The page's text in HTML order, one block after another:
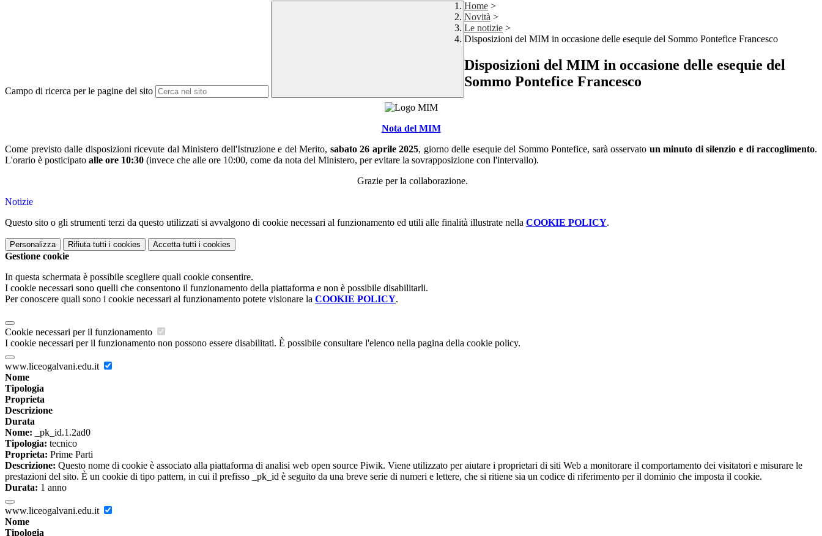
Campo di ricerca per le pagine del sito
Home >
Novità >
Le notizie >
Disposizioni del MIM in occasione delle esequie del Sommo Pontefice Francesco
Disposizioni del MIM in occasione delle esequie del
Sommo Pontefice Francesco
Nota del MIM
Come previsto dalle disposizioni ricevute dal Ministero dell'Istruzione e del Merito, sabato 26 aprile 2025, giorno delle esequie del Sommo Pontefice, sarà osservato un minuto di silenzio e di raccoglimento.
L'orario è posticipato alle ore 10:30 (invece che alle ore 10:00, come da nota del Ministero, per evitare la sovrapposizione con l'intervallo).
Grazie per la collaborazione.
Notizie
Questo sito o gli strumenti terzi da questo utilizzati si avvalgono di cookie necessari al funzionamento ed utili alle finalità illustrate nella COOKIE POLICY.
Personalizza Rifiuta tutti i cookies Accetta tutti i cookies
Gestione cookie
In questa schermata è possibile scegliere quali cookie consentire.
I cookie necessari sono quelli che consentono il funzionamento della piattaforma e non è possibile disabilitarli.
Per conoscere quali sono i cookie necessari al funzionamento potete visionare la COOKIE POLICY.
Cookie necessari per il funzionamento
I cookie necessari per il funzionamento non possono essere disabilitati. È possibile consultare l'elenco nella pagina della cookie policy.
www.liceogalvani.edu.it
Nome
Tipologia
Proprieta
Descrizione
Durata
Nome: _pk_id.1.2ad0
Tipologia: tecnico
Proprieta: Prime Parti
Descrizione: Questo nome di cookie è associato alla piattaforma di analisi web open source Piwik. Viene utilizzato per aiutare i proprietari di siti Web a monitorare il comportamento dei visitatori e misurare le
prestazioni del sito. È un cookie di tipo pattern, in cui il prefisso _pk_id è seguito da una breve serie di numeri e lettere, che si ritiene sia un codice di riferimento per il dominio che imposta il cookie.
Durata: 1 anno
www.liceogalvani.edu.it
Nome
Tipologia